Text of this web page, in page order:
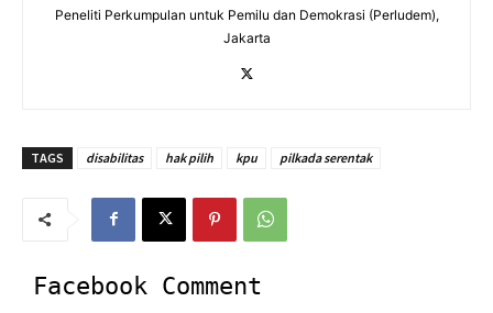
Peneliti Perkumpulan untuk Pemilu dan Demokrasi (Perludem),
Jakarta
TAGS disabilitas hak pilih kpu pilkada serentak
Facebook Comment